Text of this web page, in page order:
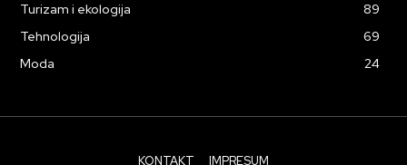
Turizam i ekologija
89
Tehnologija
69
Moda
24
KONTAKT IMPRESUM